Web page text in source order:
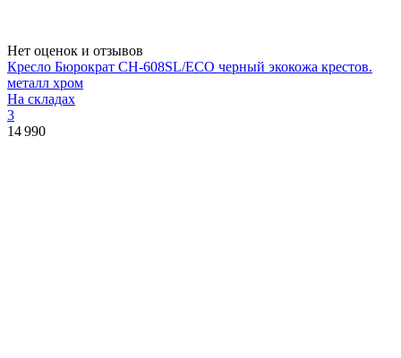
Нет оценок и отзывов
Кресло Бюрократ CH-608SL/ECO черный экокожа крестов.
металл хром
На складах
3
14 990